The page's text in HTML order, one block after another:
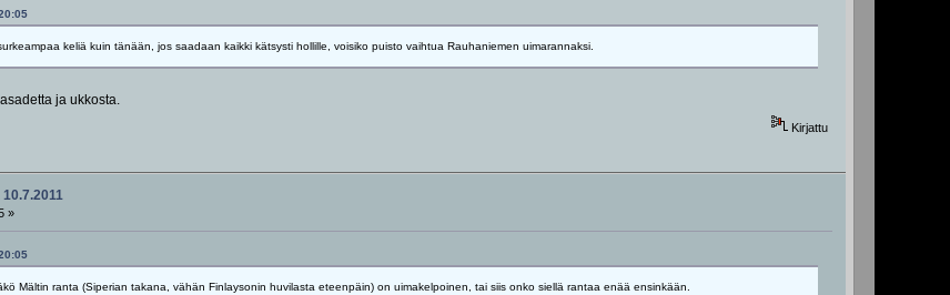
keliä kuin tänään, jos saadaan kaikki kätsysti hollille, voisiko puisto vaihtua Rauhaniemen uimarannaksi.
ja ukkosta.
Kirjattu
»
Mältin ranta (Siperian takana, vähän Finlaysonin huvilasta eteenpäin) on uimakelpoinen, tai siis onko siellä rantaa enää ensinkään.